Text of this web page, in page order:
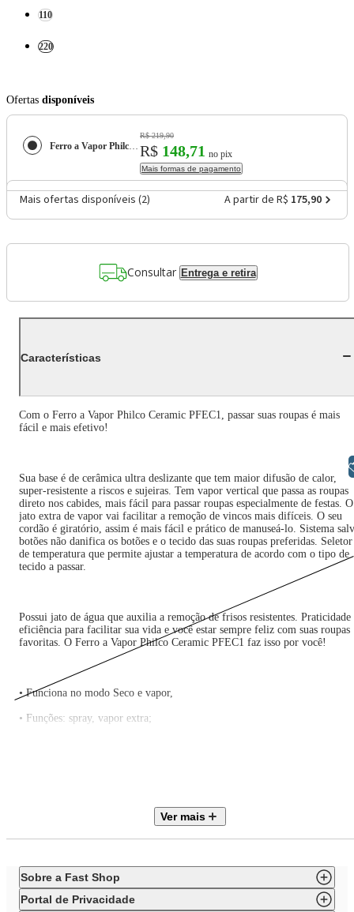
110
220
Ofertas disponíveis
Ferro a Vapor Philco Ceramic PFEC1
R$ 219,90
R$ 148,71 no pix
Mais formas de pagamento
Mais ofertas disponíveis (2) A partir de R$ 175,90
Consultar Entrega e retira
Características
Com o Ferro a Vapor Philco Ceramic PFEC1, passar suas roupas é mais
fácil e mais efetivo!
Sua base é de cerâmica ultra deslizante que tem maior difusão de calor,
super-resistente a riscos e sujeiras. Tem vapor vertical que passa as roupas
direto nos cabides, mais fácil para passar roupas especialmente de festas. O
jato extra de vapor vai facilitar a remoção de vincos mais difíceis. O seu
cordão é giratório, assim é mais fácil e prático de manuseá-lo. Sistema
botões não danifica os botões e o tecido das suas roupas preferidas. Seletor
de temperatura que permite ajustar a temperatura de acordo com o tipo de
tecido a passar.
Possui jato de água que auxilia a remoção de frisos resistentes. Praticidade
eficiência para facilitar sua vida e você estar sempre feliz com suas roupas
favoritas. O Ferro a Vapor Philco Ceramic PFEC1 faz isso por você!
• Funciona no modo Seco e vapor,
• Funções: spray, vapor extra;
• Reservatório de água com capacidade de 300ml;
• Luz Indicadora de funcionamento;
Ver mais
Sobre a Fast Shop
Portal de Privacidade